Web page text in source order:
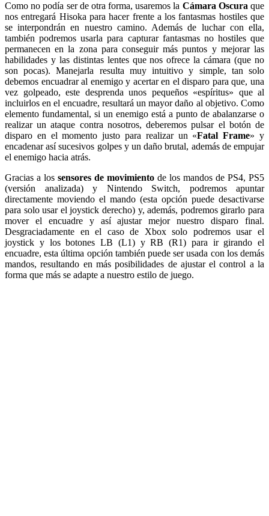
Como no podía ser de otra forma, usaremos la Cámara Oscuraque
nos entregará Hisoka para hacer frente a los fantasmas hostiles que
se interpondrán en nuestro camino. Además de luchar con ella,
también podremos usarla para capturar fantasmas no hostiles que
permanecen en la zona para conseguir más puntos y mejorar las
habilidades y las distintas lentes que nos ofrece la cámara (que no
son pocas). Manejarla resulta muy intuitivo y simple, tan solo
debemos encuadrar al enemigo y acertar en el disparo para que, una
vez golpeado, este desprenda unos pequeños «espíritus» que al
incluirlos en el encuadre, resultará un mayor daño al objetivo. Como
elemento fundamental, si un enemigo está a punto de abalanzarse o
realizar un ataque contra nosotros, deberemos pulsar el botón de
disparo en el momento justo para realizar un «Fatal Frame» y
encadenar así sucesivos golpes y un daño brutal, además de empujar
el enemigo hacia atrás.
Gracias a los sensores de movimiento de los mandos de PS4, PS5
(versión analizada) y Nintendo Switch, podremos apuntar
directamente moviendo el mando (esta opción puede desactivarse
para solo usar el joystick derecho) y, además, podremos girarlo para
mover el encuadre y así ajustar mejor nuestro disparo final.
Desgraciadamente en el caso de Xbox solo podremos usar el
joystick y los botones LB (L1) y RB (R1) para ir girando el
encuadre, esta última opción también puede ser usada con los demás
mandos, resultando en más posibilidades de ajustar el control a la
forma que más se adapte a nuestro estilo de juego.